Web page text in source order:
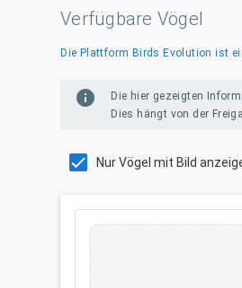
Verfügbare Vögel
Die Plattform Birds Evolution ist
info
Die hier gezeigten
Dies hängt von der
Nur Vögel mit Bild